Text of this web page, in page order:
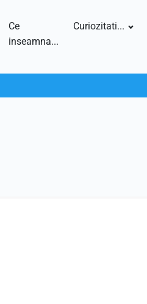
Ce
inseamna...
Curiozitati...